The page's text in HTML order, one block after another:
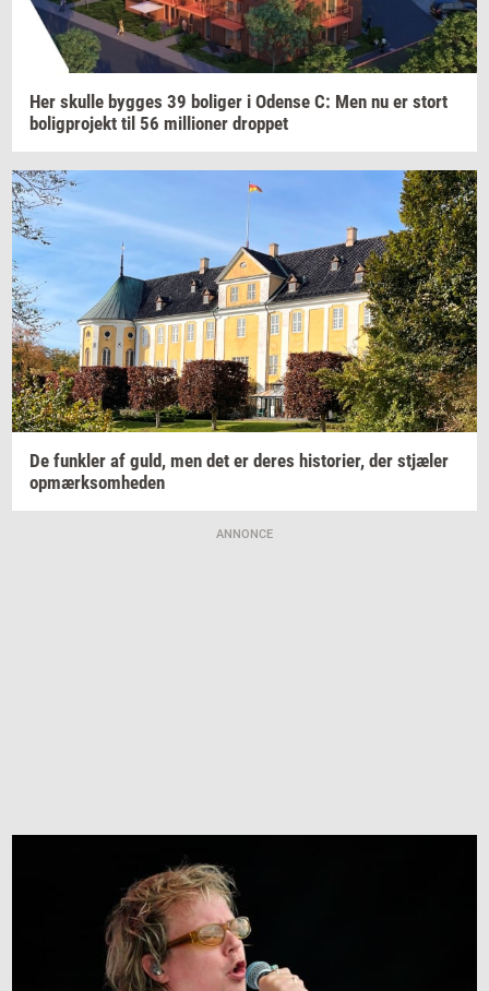
Her skul­le byg­ges 39 bo­li­ger i Oden­se C: Men nu er stort
bo­lig­pro­jekt til 56 mil­li­o­ner drop­pet
De funk­ler af guld, men det er deres hi­sto­ri­er, der stjæ­ler
op­mærk­som­he­den
ANNONCE